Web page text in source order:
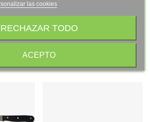
las cookies
RECHAZAR TODO
ACEPTO